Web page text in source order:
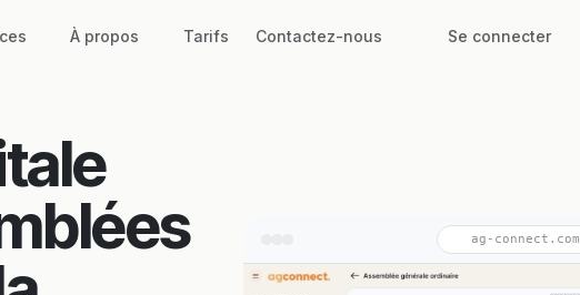
À propos Tarifs Contactez-nous Se connecter
ag-connect.com